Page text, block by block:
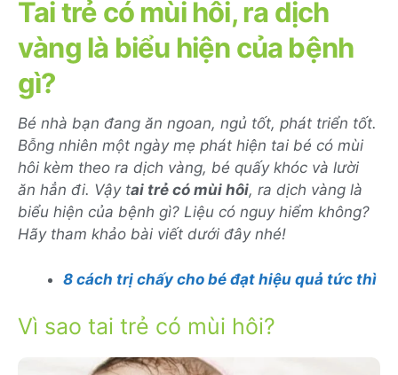
Tai trẻ có mùi hôi, ra dịch
vàng là biểu hiện của bệnh
gì?
Bé nhà bạn đang ăn ngoan, ngủ tốt, phát triển tốt.
Bỗng nhiên một ngày mẹ phát hiện tai bé có mùi
hôi kèm theo ra dịch vàng, bé quấy khóc và lười
ăn hẳn đi. Vậy tai trẻ có mùi hôi, ra dịch vàng là
biểu hiện của bệnh gì? Liệu có nguy hiểm không?
Hãy tham khảo bài viết dưới đây nhé!
8 cách trị chấy cho bé đạt hiệu quả tức thì
Vì sao tai trẻ có mùi hôi?